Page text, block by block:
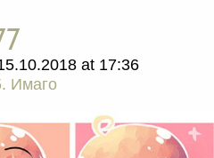
at 17:36
Имаго